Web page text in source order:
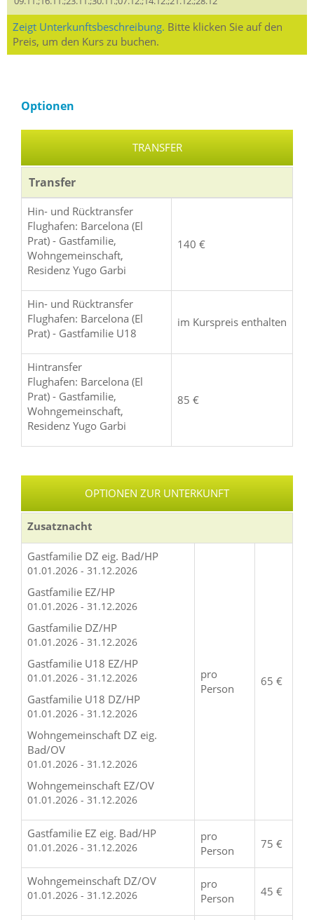
Zeigt Unterkunftsbeschreibung. Bitte klicken Sie auf den
Preis, um den Kurs zu buchen.
Optionen
TRANSFER
Transfer
Hin- und Rücktransfer
Flughafen: Barcelona (El
Prat) - Gastfamilie,
Wohngemeinschaft,
Residenz Yugo Garbi
140 €
Hin- und Rücktransfer
Flughafen: Barcelona (El
Prat) - Gastfamilie U18
im Kurspreis enthalten
Hintransfer
Flughafen: Barcelona (El
Prat) - Gastfamilie,
Wohngemeinschaft,
Residenz Yugo Garbi
85 €
OPTIONEN ZUR UNTERKUNFT
Zusatznacht
Gastfamilie DZ eig. Bad/HP
01.01.2026 - 31.12.2026
Gastfamilie EZ/HP
01.01.2026 - 31.12.2026
Gastfamilie DZ/HP
01.01.2026 - 31.12.2026
Gastfamilie U18 EZ/HP
01.01.2026 - 31.12.2026
Gastfamilie U18 DZ/HP
01.01.2026 - 31.12.2026
Wohngemeinschaft DZ eig.
Bad/OV
01.01.2026 - 31.12.2026
Wohngemeinschaft EZ/OV
01.01.2026 - 31.12.2026
pro
Person
65 €
Gastfamilie EZ eig. Bad/HP
01.01.2026 - 31.12.2026
pro
Person
75 €
Wohngemeinschaft DZ/OV
01.01.2026 - 31.12.2026
pro
Person
45 €